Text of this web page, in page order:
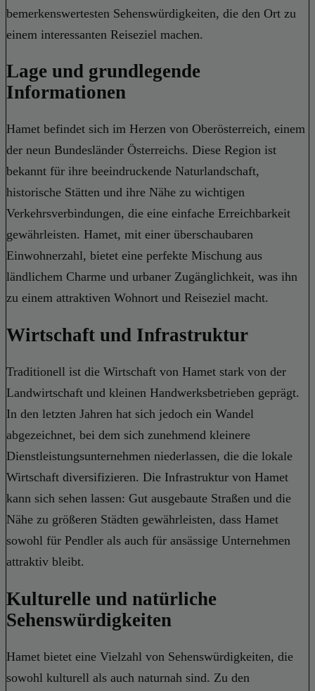
bemerkenswertesten Sehenswürdigkeiten, die den Ort zu
einem interessanten Reiseziel machen.
Lage und grundlegende
Informationen
Hamet befindet sich im Herzen von Oberösterreich, einem
der neun Bundesländer Österreichs. Diese Region ist
bekannt für ihre beeindruckende Naturlandschaft,
historische Stätten und ihre Nähe zu wichtigen
Verkehrsverbindungen, die eine einfache Erreichbarkeit
gewährleisten. Hamet, mit einer überschaubaren
Einwohnerzahl, bietet eine perfekte Mischung aus
ländlichem Charme und urbaner Zugänglichkeit, was ihn
zu einem attraktiven Wohnort und Reiseziel macht.
Wirtschaft und Infrastruktur
Traditionell ist die Wirtschaft von Hamet stark von der
Landwirtschaft und kleinen Handwerksbetrieben geprägt.
In den letzten Jahren hat sich jedoch ein Wandel
abgezeichnet, bei dem sich zunehmend kleinere
Dienstleistungsunternehmen niederlassen, die die lokale
Wirtschaft diversifizieren. Die Infrastruktur von Hamet
kann sich sehen lassen: Gut ausgebaute Straßen und die
Nähe zu größeren Städten gewährleisten, dass Hamet
sowohl für Pendler als auch für ansässige Unternehmen
attraktiv bleibt.
Kulturelle und natürliche
Sehenswürdigkeiten
Hamet bietet eine Vielzahl von Sehenswürdigkeiten, die
sowohl kulturell als auch naturnah sind. Zu den